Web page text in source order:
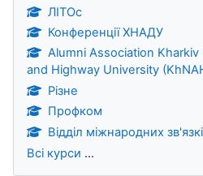
ЛІТОс
Конференції ХНАДУ
Alumni Association
and Highway University
Різне
Профком
Відділ міжнародних
Всі курси ...